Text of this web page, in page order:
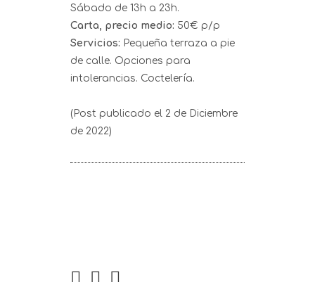
Sábado de 13h a 23h.
Carta, precio medio: 50€ p/p
Servicios: Pequeña terraza a pie
de calle. Opciones para
intolerancias. Coctelería.
(Post publicado el 2 de Diciembre
de 2022)